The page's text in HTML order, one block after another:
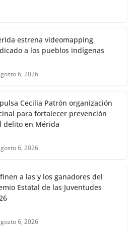
estrena videomapping
a los pueblos indígenas
6, 2026
Cecilia Patrón organización
para fortalecer prevención
delito en Mérida
6, 2026
a las y los ganadores del
Estatal de las Juventudes
6, 2026